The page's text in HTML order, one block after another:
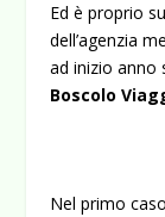
Ed è proprio
dell’agenzia
ad inizio anno
Boscolo
Nel primo